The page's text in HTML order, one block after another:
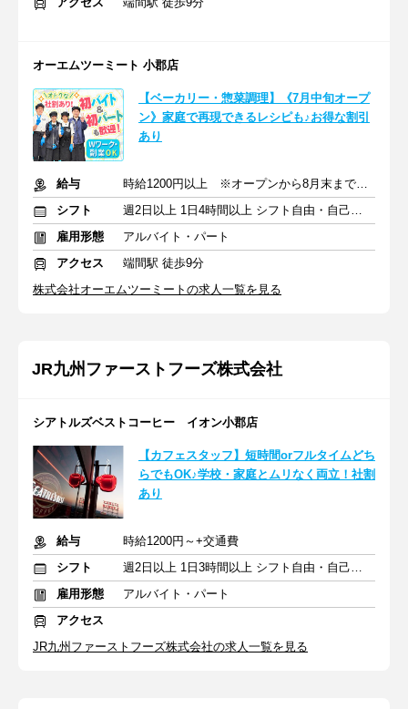
オーエムツーミート 小郡店
【ベーカリー・惣菜調理】《7月中旬オープ
ン》家庭で再現できるレシピも♪お得な割引
あり
給与
時給1200円以上 ※オープンから8月末まで特別時給：1300円
シフト
週2日以上 1日4時間以上 シフト自由・自己申告
雇用形態
アルバイト・パート
アクセス
端間駅 徒歩9分
株式会社オーエムツーミートの求人一覧を見る
JR九州ファーストフーズ株式会社
シアトルズベストコーヒー イオン小郡店
【カフェスタッフ】短時間orフルタイムどち
らでもOK♪学校・家庭とムリなく両立！社割
あり
給与
時給1200円～+交通費
シフト
週2日以上 1日3時間以上 シフト自由・自己申告
雇用形態
アルバイト・パート
アクセス
JR九州ファーストフーズ株式会社の求人一覧を見る